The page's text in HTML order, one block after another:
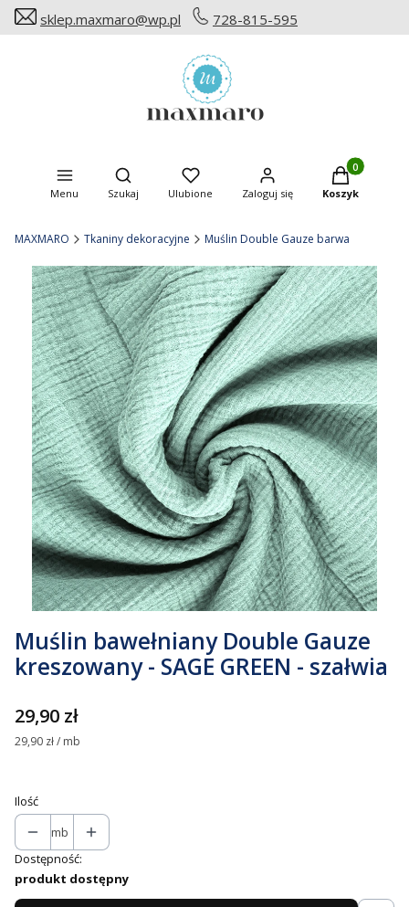
sklep.maxmaro@wp.pl 728-815-595
Menu
Otwórz wyszukiwarkę
Szukaj Ulubione Zaloguj się
Produkty w
Koszyk
MAXMARO Tkaniny dekoracyjne Muślin Double Gauze barwa
Muślin bawełniany Double Gauze
kreszowany - SAGE GREEN - szałwia
Cena
29,90 zł
29,90 zł / mb
Ilość
mb
Dostępność:
produkt dostępny